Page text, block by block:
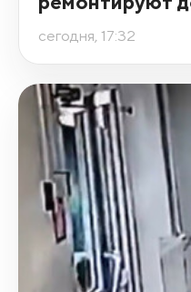
сегодня, 17:32